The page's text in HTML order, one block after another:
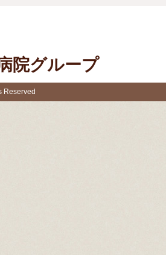
院グループ
Reserved